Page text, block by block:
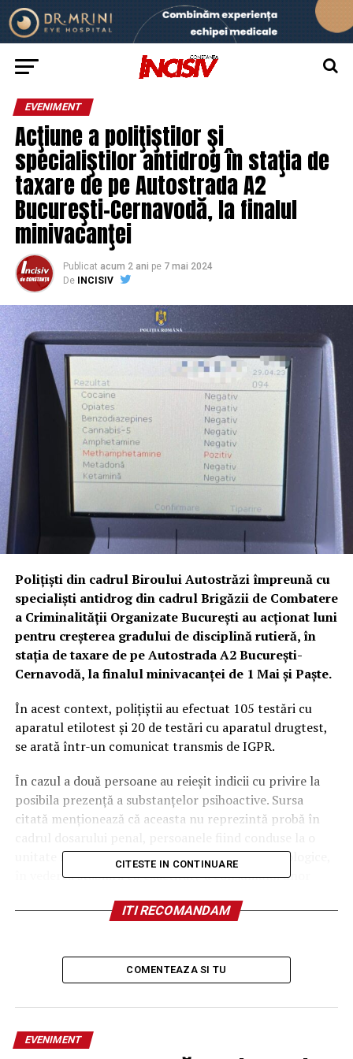
EVENIMENT
Acţiune a poliţiştilor şi
specialiştilor antidrog în staţia de
taxare de pe Autostrada A2
Bucureşti-Cernavodă, la finalul
minivacanţei
Publicat acum 2 ani pe 7 mai 2024
De
INCISIV
Poliţişti din cadrul Biroului Autostrăzi împreună cu
specialişti antidrog din cadrul Brigăzii de Combatere
a Criminalităţii Organizate Bucureşti au acţionat luni
pentru creşterea gradului de disciplină rutieră, în
staţia de taxare de pe Autostrada A2 Bucureşti-
Cernavodă, la finalul minivacanţei de 1 Mai şi Paşte.
În acest context, poliţiştii au efectuat 105 testări cu
aparatul etilotest şi 20 de testări cu aparatul drugtest,
se arată într-un comunicat transmis de IGPR.
În cazul a două persoane au reieşit indicii cu privire la
posibila prezenţă a substanţelor psihoactive. Sursa
citată menţionează că aceasta nu reprezintă probă în
unitate medicală, pentru recoltarea de probe biologice,
în vederea stabilirii cu exactitate a consumului unor
limitei legale de viteză.
Valoarea totală a sancţiunilor aplicate a fost de 54.740
CITESTE IN CONTINUARE
ITI RECOMANDAM
COMENTEAZA SI TU
EVENIMENT